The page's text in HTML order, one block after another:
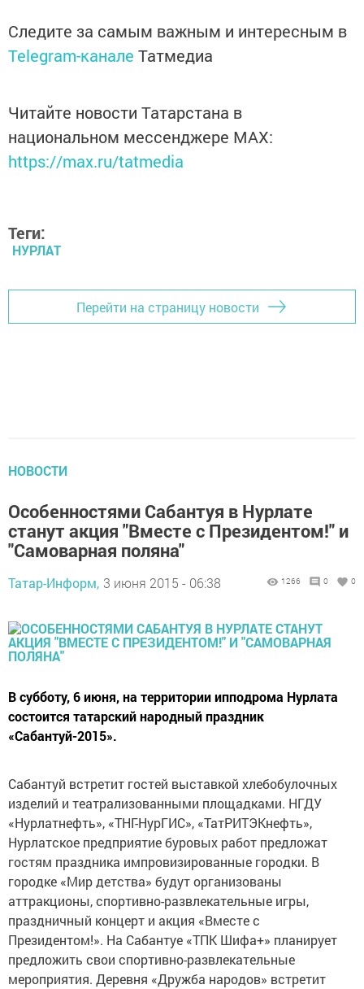
Следите за самым важным и интересным в
Telegram-канале Татмедиа
Читайте новости Татарстана в
национальном мессенджере MАХ:
https://max.ru/tatmedia
Теги:
НУРЛАТ
Перейти на страницу новости
НОВОСТИ
Особенностями Сабантуя в Нурлате
станут акция "Вместе с Президентом!" и
"Самоварная поляна"
Татар-Информ, 3 июня 2015 - 06:38 1266 0 0
В субботу, 6 июня, на территории ипподрома Нурлата
состоится татарский народный праздник
«Сабантуй-2015».
Сабантуй встретит гостей выставкой хлебобулочных
изделий и театрализованными площадками. НГДУ
«Нурлатнефть», «ТНГ-НурГИС», «ТатРИТЭКнефть»,
Нурлатское предприятие буровых работ предложат
гостям праздника импровизированные городки. В
городке «Мир детства» будут организованы
аттракционы, спортивно-развлекательные игры,
праздничный концерт и акция «Вместе с
Президентом!». На Сабантуе «ТПК Шифа+» планирует
предложить свои спортивно-развлекательные
мероприятия. Деревня «Дружба народов» встретит